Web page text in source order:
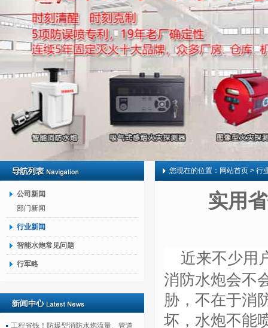
公司新闻
部门新闻
行业新闻
智能水炮常见问题
行军略
工程省钱！防爆型消防水炮流量、管道
您现在的位置： 网站首页 > 行
实用
近来不少用
消防水炮会不
胁，不在于消
坏，水炮不能